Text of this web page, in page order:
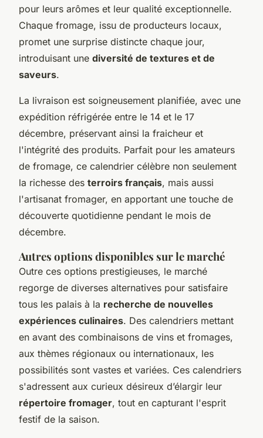
pour leurs arômes et leur qualité exceptionnelle.
Chaque fromage, issu de producteurs locaux,
promet une surprise distincte chaque jour,
introduisant une diversité de textures et de
saveurs.
La livraison est soigneusement planifiée, avec une
expédition réfrigérée entre le 14 et le 17
décembre, préservant ainsi la fraicheur et
l'intégrité des produits. Parfait pour les amateurs
de fromage, ce calendrier célèbre non seulement
la richesse des terroirs français, mais aussi
l'artisanat fromager, en apportant une touche de
découverte quotidienne pendant le mois de
décembre.
Autres options disponibles sur le marché
Outre ces options prestigieuses, le marché
regorge de diverses alternatives pour satisfaire
tous les palais à la recherche de nouvelles
expériences culinaires. Des calendriers mettant
en avant des combinaisons de vins et fromages,
aux thèmes régionaux ou internationaux, les
possibilités sont vastes et variées. Ces calendriers
s'adressent aux curieux désireux d’élargir leur
répertoire fromager, tout en capturant l'esprit
festif de la saison.